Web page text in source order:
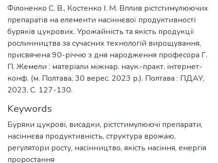
Філоненко С. В., Костенко І. М. Вплив рістстимулюючих
препаратів на елементи насіннєвої продуктивності
буряків цукрових. Урожайність та якість продукції
рослинництва за сучасних технологій вирощування,
присвячена 90-річчю з дня народження професора Г.
П. Жемели : матеріали міжнар. наук.-практ. інтернет-
конф. (м. Полтава, 30 верес. 2023 р.). Полтава : ПДАУ,
2023. С. 127-130.
Keywords
Буряки цукрові, висадки, рістстимулюючі препарати,
насіннєва продуктивність, структура врожаю,
регулятори росту, насінництво, якість насіння, енергія
проростання